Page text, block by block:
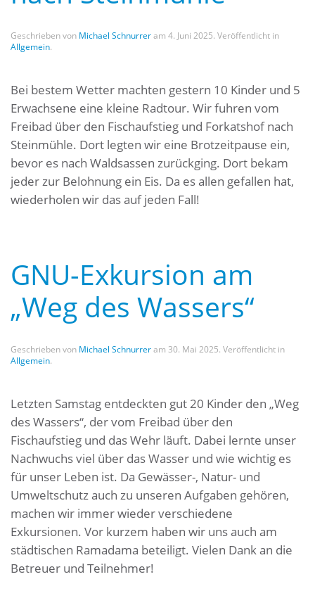
Geschrieben von Michael Schnurreram 4. Juni 2025. Veröffentlicht in
Allgemein.
Bei bestem Wetter machten gestern 10 Kinder und 5
Erwachsene eine kleine Radtour. Wir fuhren vom
Freibad über den Fischaufstieg und Forkatshof nach
Steinmühle. Dort legten wir eine Brotzeitpause ein,
bevor es nach Waldsassen zurückging. Dort bekam
jeder zur Belohnung ein Eis. Da es allen gefallen hat,
wiederholen wir das auf jeden Fall!
GNU-Exkursion am
„Weg des Wassers“
Geschrieben von Michael Schnurreram 30. Mai 2025. Veröffentlicht in
Allgemein.
Letzten Samstag entdeckten gut 20 Kinder den „Weg
des Wassers“, der vom Freibad über den
Fischaufstieg und das Wehr läuft. Dabei lernte unser
Nachwuchs viel über das Wasser und wie wichtig es
für unser Leben ist. Da Gewässer-, Natur- und
Umweltschutz auch zu unseren Aufgaben gehören,
machen wir immer wieder verschiedene
Exkursionen. Vor kurzem haben wir uns auch am
städtischen Ramadama beteiligt. Vielen Dank an die
Betreuer und Teilnehmer!